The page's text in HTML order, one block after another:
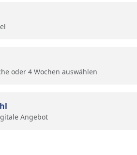
oder 4 Wochen auswählen
Angebot